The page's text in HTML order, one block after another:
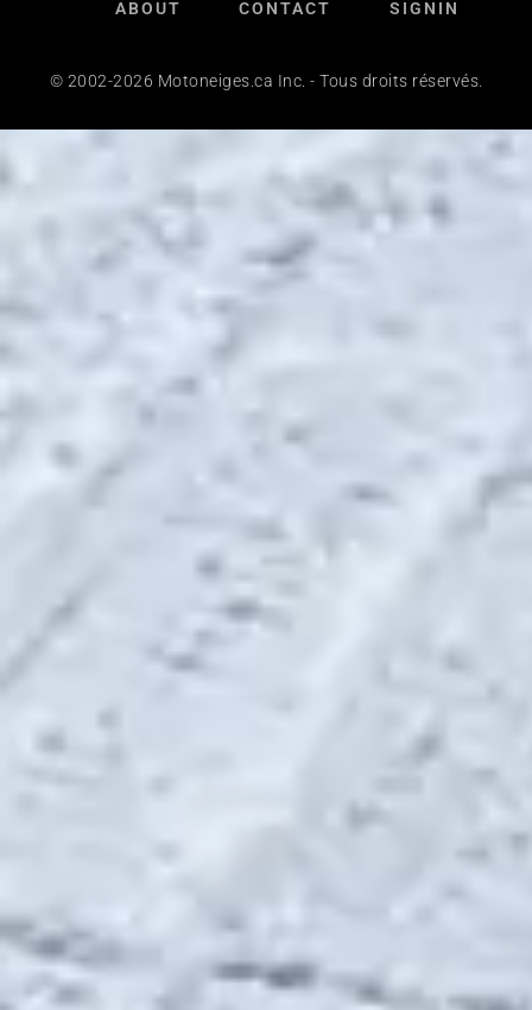
ABOUT CONTACT SIGNIN
© 2002-2026 Motoneiges.ca Inc. - Tous droits réservés.